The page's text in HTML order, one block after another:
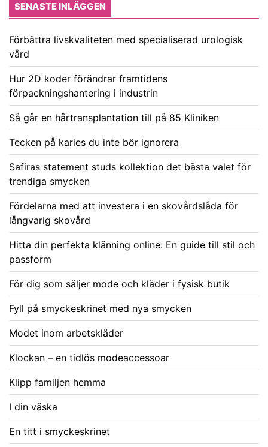
SENASTE INLÄGGEN
Förbättra livskvaliteten med specialiserad urologisk
vård
Hur 2D koder förändrar framtidens
förpackningshantering i industrin
Så går en hårtransplantation till på 85 Kliniken
Tecken på karies du inte bör ignorera
Safiras statement studs kollektion det bästa valet för
trendiga smycken
Fördelarna med att investera i en skovårdslåda för
långvarig skovård
Hitta din perfekta klänning online: En guide till stil och
passform
För dig som säljer mode och kläder i fysisk butik
Fyll på smyckeskrinet med nya smycken
Modet inom arbetskläder
Klockan – en tidlös modeaccessoar
Klipp familjen hemma
I din väska
En titt i smyckeskrinet